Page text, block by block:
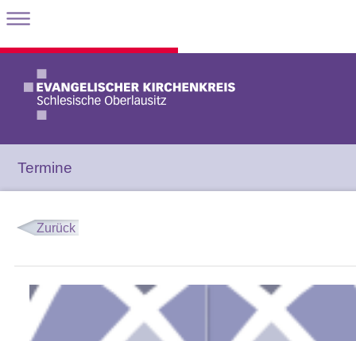
Termine
Zurück